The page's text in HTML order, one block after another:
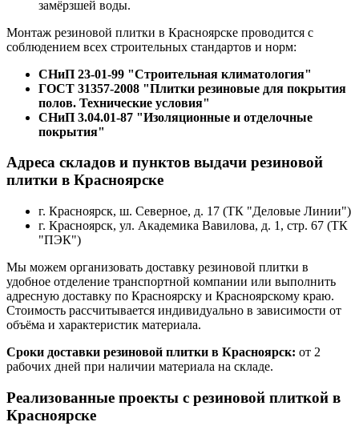
замёрзшей воды.
Монтаж резиновой плитки в Красноярске проводится с
соблюдением всех строительных стандартов и норм:
СНиП 23-01-99 "Строительная климатология"
ГОСТ 31357-2008 "Плитки резиновые для покрытия
полов. Технические условия"
СНиП 3.04.01-87 "Изоляционные и отделочные
покрытия"
Адреса складов и пунктов выдачи резиновой
плитки в Красноярске
г. Красноярск, ш. Северное, д. 17 (ТК "Деловые Линии")
г. Красноярск, ул. Академика Вавилова, д. 1, стр. 67 (ТК
"ПЭК")
Мы можем организовать доставку резиновой плитки в
удобное отделение транспортной компании или выполнить
адресную доставку по Красноярску и Красноярскому краю.
Стоимость рассчитывается индивидуально в зависимости от
объёма и характеристик материала.
Сроки доставки резиновой плитки в Красноярск: от 2
рабочих дней при наличии материала на складе.
Реализованные проекты с резиновой плиткой в
Красноярске